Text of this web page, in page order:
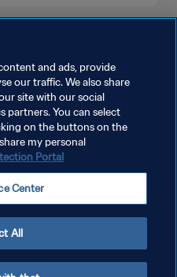
COOKIES
and ads, provide
our traffic. We also share
site with our social
partners. You can select
on the buttons on the
my personal
Portal
Center
All